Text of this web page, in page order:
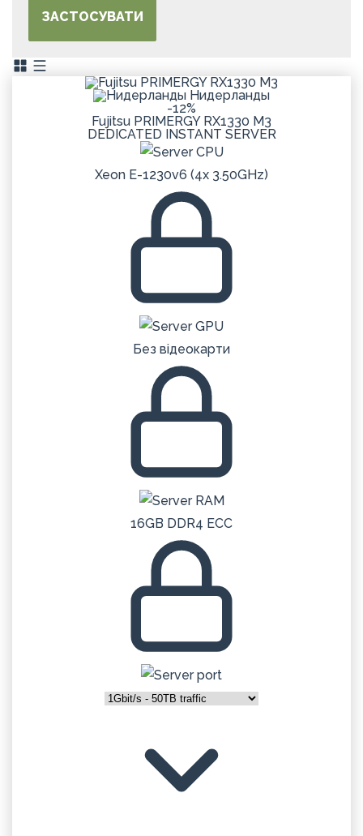
ЗАСТОСУВАТИ
Нидерланды
-12%
Fujitsu PRIMERGY RX1330 M3
DEDICATED INSTANT SERVER
Xeon E-1230v6 (4x 3.50GHz)
Без відеокарти
16GB DDR4 ECC